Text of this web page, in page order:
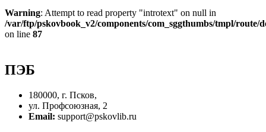
Warning: Attempt to read property "introtext" on null in
/var/ftp/pskovbook_v2/components/com_sggthumbs/tmpl/route/
on line 87
ПЭБ
180000, г. Псков,
ул. Профсоюзная, 2
Email: support@pskovlib.ru